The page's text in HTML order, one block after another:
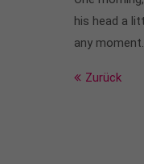
his head a
any
Zurück